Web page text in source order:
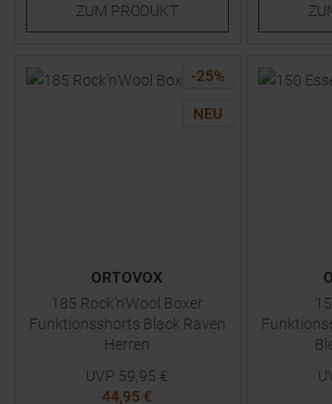
ZUM PRODUKT
-25%
NEU
ORTOVOX
185 Rock'n'Wool Boxer
Funktionsshorts Black Raven
Herren
UVP 59,95 €
44,95 €